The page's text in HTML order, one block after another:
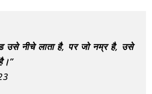
उसे नीचे लाता है, पर जो नम्र है, उसे